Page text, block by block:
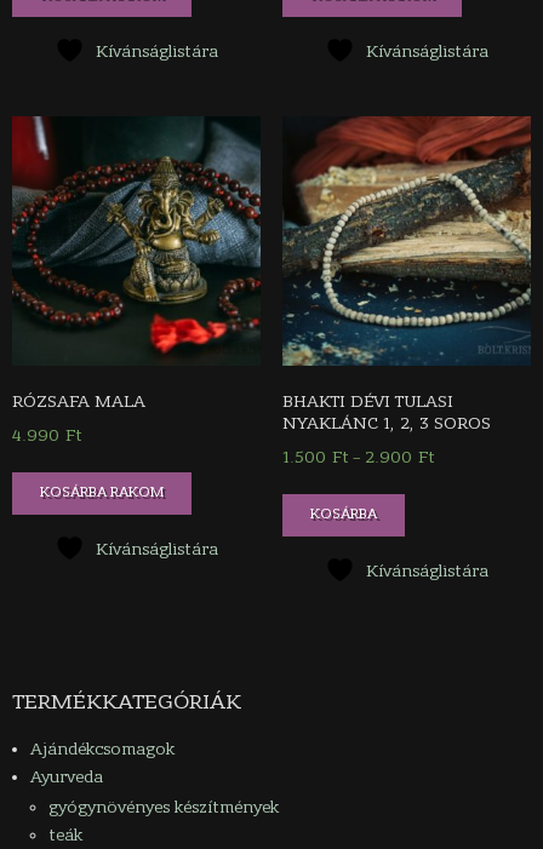
Kívánságlistára Kívánságlistára
RÓZSAFA MALA
4.990 Ft
KOSÁRBA RAKOM
Kívánságlistára
BHAKTI DÉVI TULASI
NYAKLÁNC 1, 2, 3 SOROS
1.500 Ft – 2.900 FtÁrtartomány:
KOSÁRBA
Ennek
több
Kívánságlistára
TERMÉKKATEGÓRIÁK
Ajándékcsomagok
Ayurveda
gyógynövényes készítmények
teák